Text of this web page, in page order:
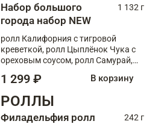
Набор большого
города набор NEW
1 132 г
ролл Калифорния с тигровой
креветкой, ролл Цыплёнок Чука с
ореховым соусом, ролл Самурай,
ролл с крабом
1 299 ₽ В корзину
РОЛЛЫ
Филадельфия ролл
242 г